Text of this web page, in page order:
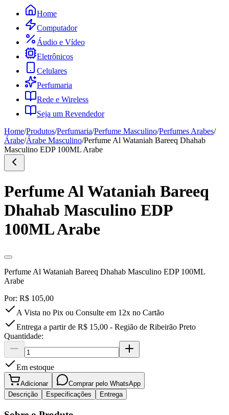
Home
Computador
Áudio e Vídeo
Eletrônicos
Celulares
Perfumaria
Rede e Wireless
Seja um Revendedor
Home/Produtos/Perfumaria/Perfume Masculino/Perfumes Arabes/
Árabe/Árabe Masculino/Perfume Al Wataniah Bareeq Dhahab
Masculino EDP 100ML Arabe
Perfume Al Wataniah Bareeq
Dhahab Masculino EDP
100ML Arabe
Perfume Al Wataniah Bareeq Dhahab Masculino EDP 100ML
Arabe
Por: R$ 105,00
A Vista no Pix ou Consulte em 12x no Cartão
Entrega a partir de R$ 15,00 - Região de Ribeirão Preto
Quantidade:
Em estoque
Adicionar
Comprar pelo WhatsApp
Descrição
Especificações Entrega